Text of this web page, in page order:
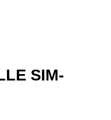
SIM-